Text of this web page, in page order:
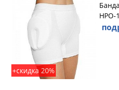
+скидка 20%